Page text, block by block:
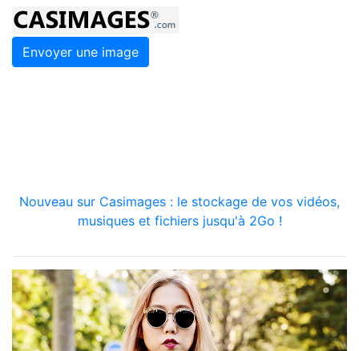
Envoyer une image
Nouveau sur Casimages : le stockage de vos vidéos,
musiques et fichiers jusqu'à 2Go !